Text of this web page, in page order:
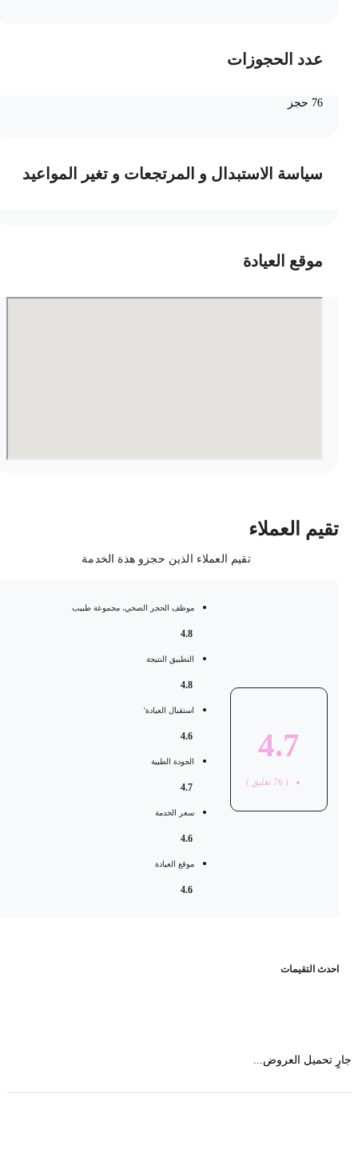
عدد الحجوزات
سياسة الاستبدال و المرتجعات و تغير المواعيد
موقع العيادة
العملاء
تقيم العملاء الذين حجزو هذة الخدمة
4.7
76 تعليق )
موظف الحجر الصحي، مجموعة طبيب
التطبيق النتيجة
استقبال العيادة'
الجودة الطبية
سعر الخدمة
موقع العيادة
التقيمات
تحميل العروض...